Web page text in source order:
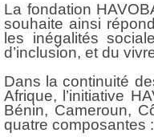
La fondation
souhaite ainsi
les inégalités
d’inclusion, et du
Dans la continuité
Afrique, l’initiative
Bénin, Cameroun,
quatre composantes :